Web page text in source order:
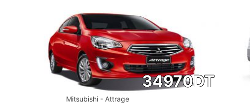
34970DT
Mitsubishi - Attrage